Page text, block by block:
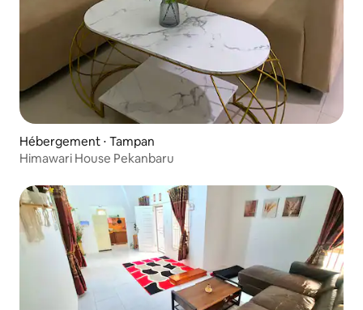
Hébergement ⋅ Tampan
Himawari House Pekanbaru